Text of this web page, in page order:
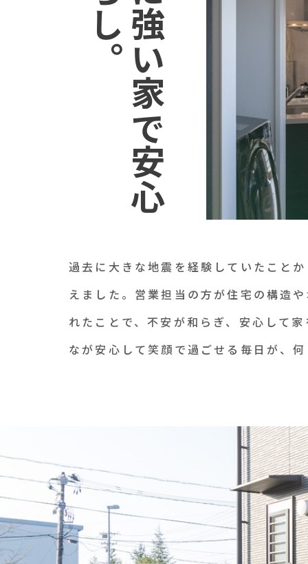
過去に大きな地震を経験していたこと
えました。営業担当の方が住宅の構造
れたことで、不安が和らぎ、安心して
なが安心して笑顔で過ごせる毎日が、